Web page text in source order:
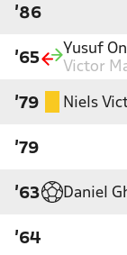
'86
'65
Yusuf
Victor
'79 Niels
'79
'63 Daniel
'64